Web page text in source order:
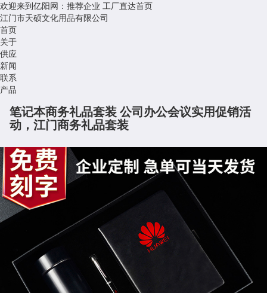
欢迎来到亿阳网：推荐企业 工厂直达首页
江门市天硕文化用品有限公司
首页
关于
供应
新闻
联系
产品
笔记本商务礼品套装 公司办公会议实用促销活
动，江门商务礼品套装